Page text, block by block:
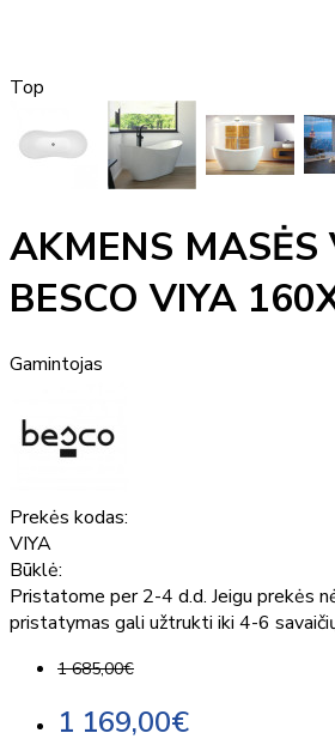
Top
AKMENS MASĖS
BESCO VIYA
Gamintojas
Prekės kodas:
VIYA
Būklė:
Pristatome per 2-4 d.d. Jeigu prekės
pristatymas gali užtrukti iki 4-6
1 685,00€
1 169,00€